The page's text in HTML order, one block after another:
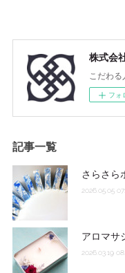
株式会
こだわ
フォ
記事一覧
さらさら
2026.05.05
アロマサ
2026.03.19